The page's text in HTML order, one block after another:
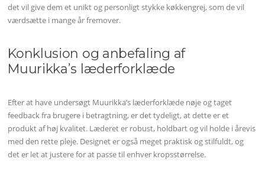
det vil give dem et unikt og personligt stykke køkkengrej, som de vil
værdsætte i mange år fremover.
Konklusion og anbefaling af
Muurikka’s læderforklæde
Efter at have undersøgt Muurikka’s læderforklæde nøje og taget
feedback fra brugere i betragtning, er det tydeligt, at dette er et
produkt af høj kvalitet. Læderet er robust, holdbart og vil holde i årevis
med den rette pleje. Designet er også meget praktisk og stilfuldt, og
det er let at justere for at passe til enhver kropsstørrelse.